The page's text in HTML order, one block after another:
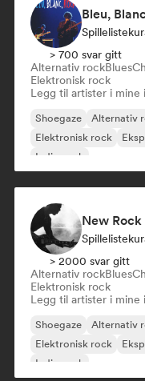
Bleu,
> 700 svar gitt
Alternativ rockBlues
Elektronisk rock
Legg til artister i mine
Shoegaze Alternativ
Elektronisk rock
Indie-rock
New
> 2000 svar gitt
Alternativ rockBlues
Elektronisk rock
Legg til artister i mine
Shoegaze Alternativ
Elektronisk rock
Indie-rock